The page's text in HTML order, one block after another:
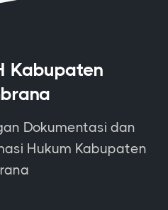
Kabupaten
Dokumentasi dan
Hukum Kabupaten